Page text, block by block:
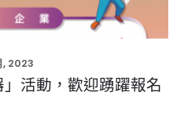
, 2023
活動，歡迎踴躍報名